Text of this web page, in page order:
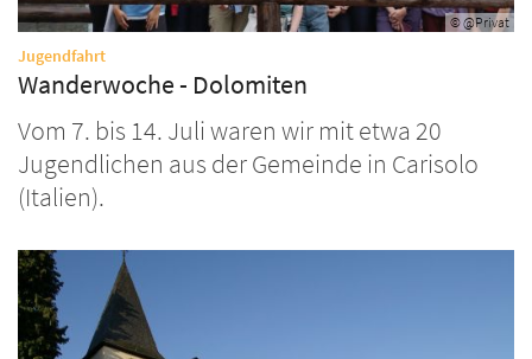
© @Privat
Jugendfahrt:
Wanderwoche - Dolomiten
Vom 7. bis 14. Juli waren wir mit etwa 20
Jugendlichen aus der Gemeinde in Carisolo
(Italien).